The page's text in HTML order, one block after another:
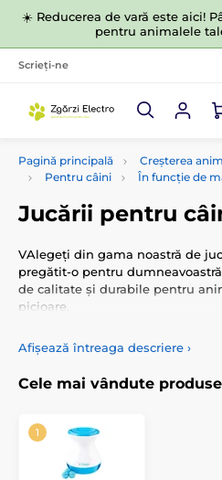
☀️ Reducerea de vară este aici!
pentru animalele
Scrieți-ne
Pagină principală Creșterea
Pentru câini
În funcție de
Jucării pentru
VAlegeți din gama noastră de
pregătit-o pentru
de calitate și durabile pentru
picioare.
Afișează întreaga descriere ›
Cele mai vândute produse